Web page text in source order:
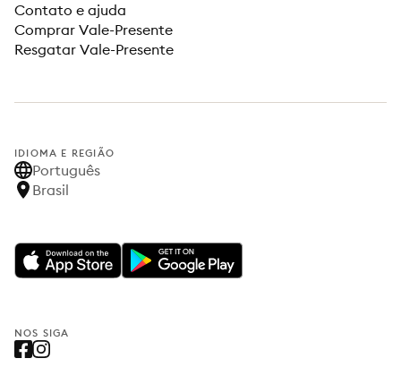
Contato e ajuda
Comprar Vale-Presente
Resgatar Vale-Presente
IDIOMA E REGIÃO
Português
Brasil
NOS SIGA